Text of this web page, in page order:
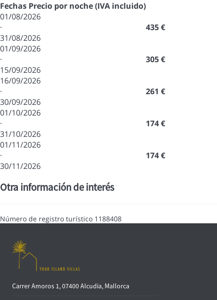
Fechas Precio por noche (IVA incluido)
01/08/2026
·
31/08/2026
435 €
01/09/2026
·
15/09/2026
305 €
16/09/2026
·
30/09/2026
261 €
01/10/2026
·
31/10/2026
174 €
01/11/2026
·
30/11/2026
174 €
Otra información de interés
Número de registro turístico 1188408
Carrer Amoros 1, 07400 Alcudia, Mallorca